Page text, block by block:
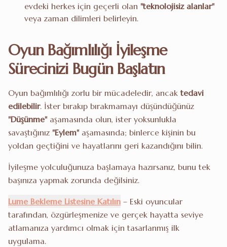
evdeki herkes için geçerli olan "teknolojisiz alanlar"
veya zaman dilimleri belirleyin.
Oyun Bağımlılığı İyileşme
Sürecinizi Bugün Başlatın
Oyun bağımlılığı zorlu bir mücadeledir, ancaktedavi
edilebilir. İster bırakıp bırakmamayı düşündüğünüz
"Düşünme"aşamasında olun, ister yoksunlukla
savaştığınız "Eylem"aşamasında; binlerce kişinin bu
yoldan geçtiğini ve hayatlarını geri kazandığını bilin.
İyileşme yolculuğunuza başlamaya hazırsanız, bunu tek
başınıza yapmak zorunda değilsiniz.
Lume Bekleme Listesine Katılın – Eski oyuncular
tarafından, özgürleşmenize ve gerçek hayatta seviye
atlamanıza yardımcı olmak için tasarlanmış ilk
uygulama.